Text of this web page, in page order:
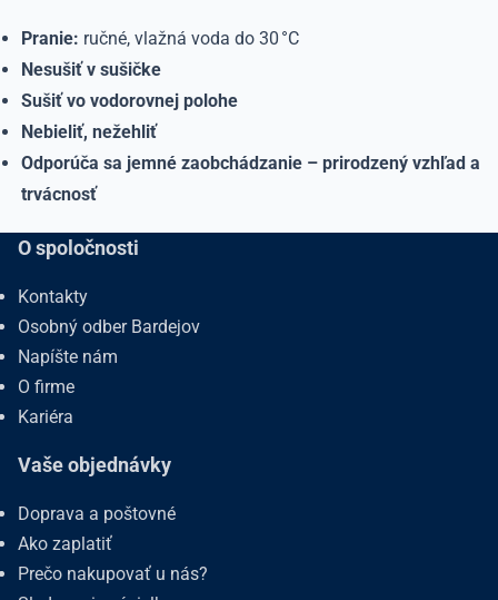
Pranie: ručné, vlažná voda do 30 °C
Nesušiť v sušičke
Sušiť vo vodorovnej polohe
Nebieliť, nežehliť
Odporúča sa jemné zaobchádzanie – prirodzený vzhľad a
trvácnosť
O spoločnosti
Kontakty
Osobný odber Bardejov
Napíšte nám
O firme
Kariéra
Vaše objednávky
Doprava a poštovné
Ako zaplatiť
Prečo nakupovať u nás?